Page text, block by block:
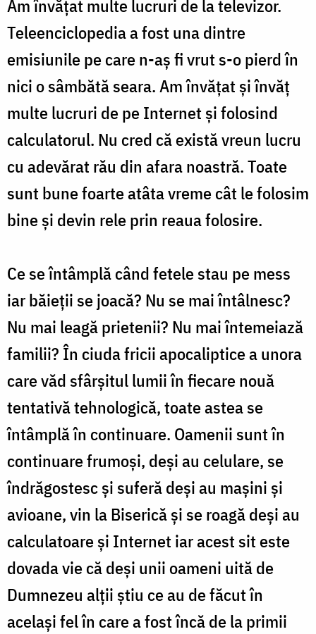
Am învățat multe lucruri de la televizor.
Teleenciclopedia a fost una dintre
emisiunile pe care n-aș fi vrut s-o pierd în
nici o sâmbătă seara. Am învățat și învăț
multe lucruri de pe Internet și folosind
calculatorul. Nu cred că există vreun lucru
cu adevărat rău din afara noastră. Toate
sunt bune foarte atâta vreme cât le folosim
bine și devin rele prin reaua folosire.
Ce se întâmplă când fetele stau pe mess
iar băieții se joacă? Nu se mai întâlnesc?
Nu mai leagă prietenii? Nu mai întemeiază
familii? În ciuda fricii apocaliptice a unora
care văd sfârșitul lumii în fiecare nouă
tentativă tehnologică, toate astea se
întâmplă în continuare. Oamenii sunt în
continuare frumoși, deși au celulare, se
îndrăgostesc și suferă deși au mașini și
avioane, vin la Biserică și se roagă deși au
calculatoare și Internet iar acest sit este
dovada vie că deși unii oameni uită de
Dumnezeu alții știu ce au de făcut în
același fel în care a fost încă de la primii